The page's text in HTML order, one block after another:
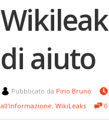
di aiuto
Pubblicato da Pino Bruno
all'informazione, WikiLeaks